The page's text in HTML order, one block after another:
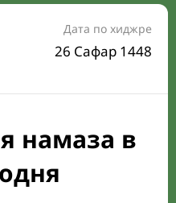
на сегодня
Дата по хиджре
26 Сафар 1448
намаза в